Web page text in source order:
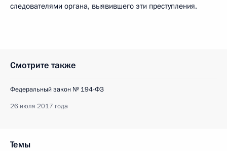
следователями органа, выявившего эти преступления.
Смотрите также
Федеральный закон № 194-ФЗ
26 июля 2017 года
Темы